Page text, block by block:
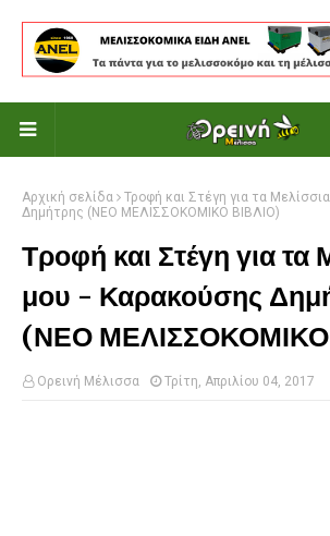
Αρχική σελίδα
Τροφή και Στέγη για τα
Δημήτρης (ΝΕΟ ΜΕΛΙΣΣΟΚΟΜΙΚΟ ΒΙΒΛΙΟ)
Τροφή και Στέγη για τα
μου - Καρακούσης
(ΝΕΟ ΜΕΛΙΣΣΟΚΟΜΙΚΟ
Ορεινή Μέλισσα Τρίτη, Απριλίου 04, 2017